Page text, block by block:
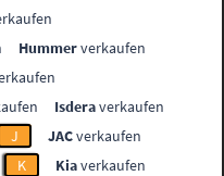
Hummerverkaufen
Isderaverkaufen
J JACverkaufen
K Kiaverkaufen